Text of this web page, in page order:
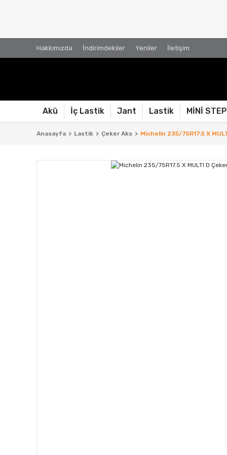
Hakkımızda İndirimdekiler Yeniler İletişim
Akü İç Lastik Jant Lastik MİNİ
Anasayfa Lastik Çeker Aks Michelin 235/75R17.5 X